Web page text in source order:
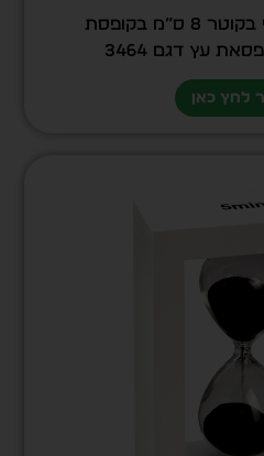
מצפן מהודר יוקרתי בקוטר 8 ס”מ בקופסת
עץ דגם 3464
לחץ כאן